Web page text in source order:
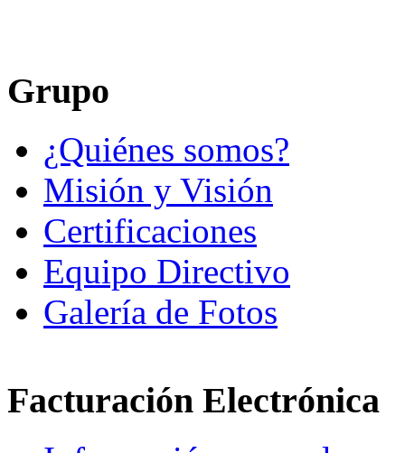
Grupo
¿Quiénes somos?
Misión y Visión
Certificaciones
Equipo Directivo
Galería de Fotos
Facturación Electrónica